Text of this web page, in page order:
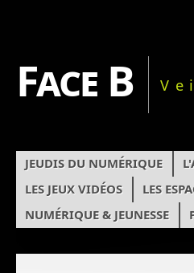
Face B
JEUDIS DU NUMÉRIQUE
LES JEUX VIDÉOS
LES
NUMÉRIQUE & JEUNESSE